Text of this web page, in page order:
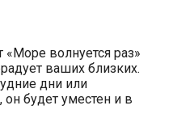
волнуется раз»
ваших близких.
дни или
будет уместен и в